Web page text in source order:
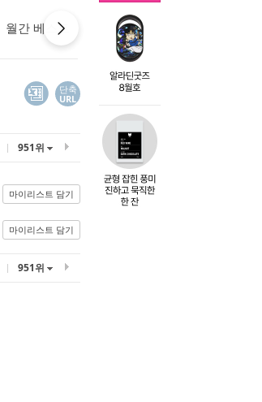
월간 베스트 역대 베스트
단축
URL
951위
마이리스트 담기
마이리스트 담기
951위